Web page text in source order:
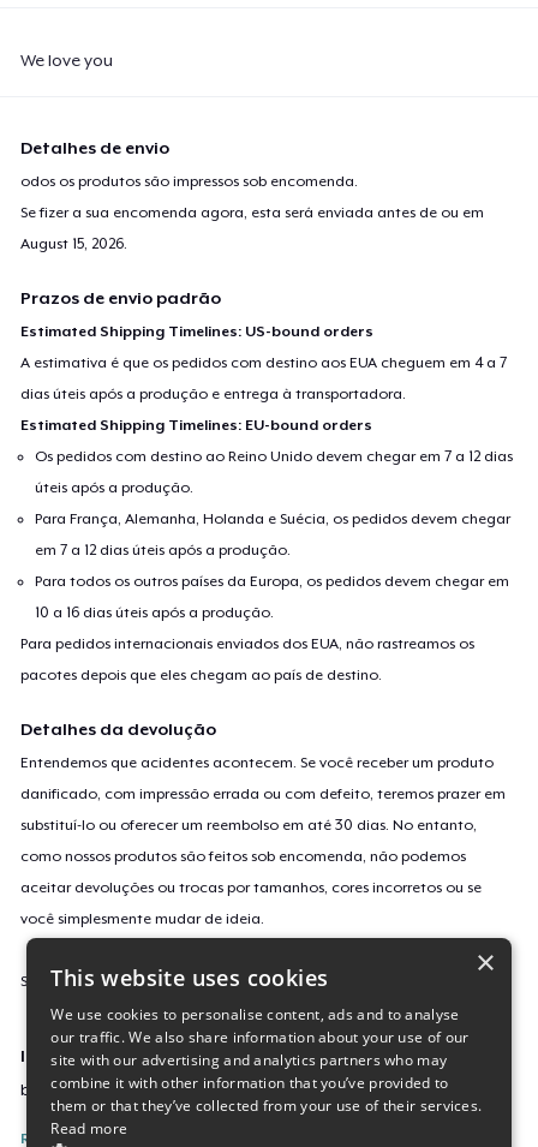
We love you
Detalhes de envio
odos os produtos são impressos sob encomenda.
Se fizer a sua encomenda agora, esta será enviada antes de ou em
August 15, 2026.
Prazos de envio padrão
Estimated Shipping Timelines: US-bound orders
A estimativa é que os pedidos com destino aos EUA cheguem em 4 a 7
dias úteis após a produção e entrega à transportadora.
Estimated Shipping Timelines: EU-bound orders
Os pedidos com destino ao Reino Unido devem chegar em 7 a 12 dias
úteis após a produção.
Para França, Alemanha, Holanda e Suécia, os pedidos devem chegar
em 7 a 12 dias úteis após a produção.
Para todos os outros países da Europa, os pedidos devem chegar em
10 a 16 dias úteis após a produção.
Para pedidos internacionais enviados dos EUA, não rastreamos os
pacotes depois que eles chegam ao país de destino.
Detalhes da devolução
Entendemos que acidentes acontecem. Se você receber um produto
danificado, com impressão errada ou com defeito, teremos prazer em
substituí-lo ou oferecer um reembolso em até 30 dias. No entanto,
como nossos produtos são feitos sob encomenda, não podemos
aceitar devoluções ou trocas por tamanhos, cores incorretos ou se
você simplesmente mudar de ideia.
Saiba mais sobre a nossa política de devolução
Identificação da campanha
buy-elio
Reporte esta Campanha
×
This website uses cookies
We use cookies to personalise content, ads and to analyse
our traffic. We also share information about your use of our
site with our advertising and analytics partners who may
combine it with other information that you’ve provided to
them or that they’ve collected from your use of their services.
Read more